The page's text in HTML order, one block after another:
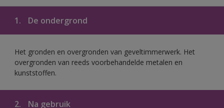
1. De ondergrond
Het gronden en overgronden van geveltimmerwerk. Het
overgronden van reeds voorbehandelde metalen en
kunststoffen.
2. Na gebruik